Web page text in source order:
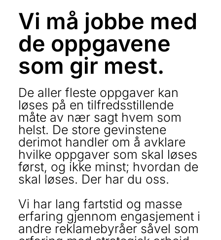
Vi må jobbe med
de oppgavene
som gir mest.
De aller fleste oppgaver kan
løses på en tilfredsstillende
måte av nær sagt hvem som
helst. De store gevinstene
derimot handler om å avklare
hvilke oppgaver som skal løses
først, og ikke minst; hvordan de
skal løses. Der har du oss.
Vi har lang fartstid og masse
erfaring gjennom engasjement i
andre reklamebyråer såvel som